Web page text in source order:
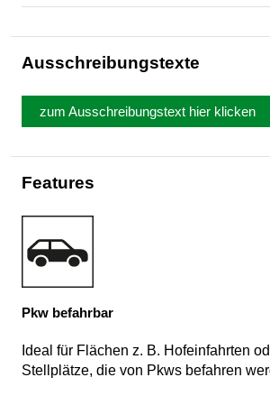
Ausschreibungstexte
zum Ausschreibungstext hier klicken
Features
Pkw befahrbar
Ideal für Flächen z. B. Hofeinfahrten
Stellplätze, die von Pkws befahren